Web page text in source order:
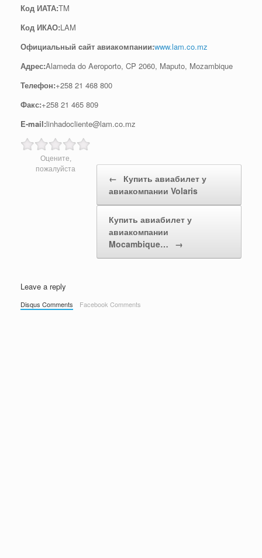
Код ИАТА:TM
Код ИКАО:LAM
Официальный cайт авиакомпании:www.lam.co.mz
Адрес:Alameda do Aeroporto, CP 2060, Maputo, Mozambique
Телефон:+258 21 468 800
Факс:+258 21 465 809
E-mail:linhadocliente@lam.co.mz
Оцените,
пожалуйста
Post navigation
←
Купить авиабилет у
авиакомпании Volaris
Купить авиабилет у
авиакомпании
Mocambique…
→
Leave a reply
Disqus Comments Facebook Comments